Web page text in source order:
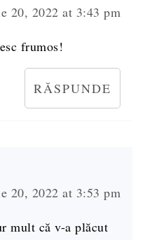
20, 2022 at 3:43 pm
frumos!
RĂSPUNDE
20, 2022 at 3:53 pm
mult că v-a plăcut